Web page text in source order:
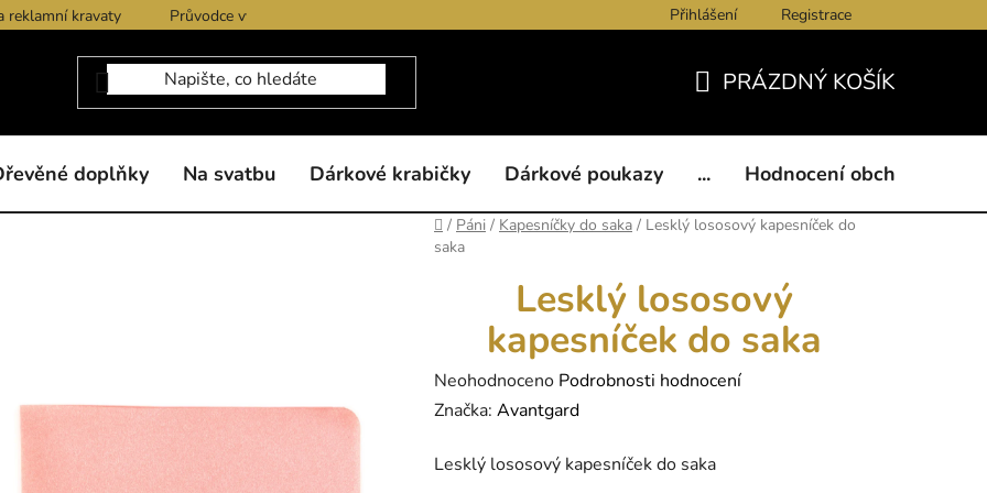
reklamní kravaty Průvodce výběrem produktů Kontakty Obchodní podmínky
Přihlášení Registrace
KOŠÍK
PRÁZDNÝ KOŠÍK
doplňky Na svatbu Dárkové krabičky Dárkové poukazy ... Hodnocení obchodu
Domů
/ Páni / Kapesníčky do saka / Lesklý lososový kapesníček do
saka
Lesklý lososový
kapesníček do saka
Průměrné
hodnocení
je
Neohodnoceno Podrobnosti hodnocení
Značka: Avantgard
Lesklý lososový kapesníček do saka